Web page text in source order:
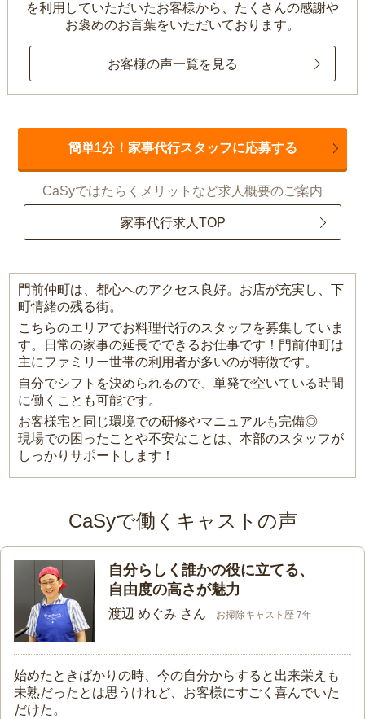
を利用していただいたお客様から、 たくさんの感謝や
お褒めのお言葉をいただいております。
お客様の声一覧を見る
簡単1分！家事代行スタッフに応募する
CaSyではたらくメリットなど求人概要のご案内
家事代行求人TOP
門前仲町は、都心へのアクセス良好。お店が充実し、下
町情緒の残る街。
こちらのエリアでお料理代行のスタッフを募集していま
す。日常の家事の延長でできるお仕事です！門前仲町は
主にファミリー世帯の利用者が多いのが特徴です。
自分でシフトを決められるので、単発で空いている時間
に働くことも可能です。
お客様宅と同じ環境での研修やマニュアルも完備◎
現場での困ったことや不安なことは、本部のスタッフが
しっかりサポートします！
CaSyで働くキャストの声
自分らしく誰かの役に立てる、
自由度の高さが魅力
渡辺 めぐみ さん お掃除キャスト歴 7年
始めたときばかりの時、今の自分からすると出来栄えも
未熟だったとは思うけれど、お客様にすごく喜んでいた
だけた。